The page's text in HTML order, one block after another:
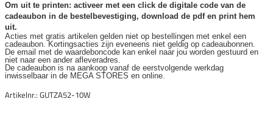
Om uit te printen: activeer met een click de digitale code van de
cadeaubon in de bestelbevestiging, download de pdf en print hem
uit.
Acties met gratis artikelen gelden niet op bestellingen met enkel een
cadeaubon. Kortingsacties zijn eveneens niet geldig op cadeaubonnen.
De email met de waardeboncode kan enkel naar jou worden gestuurd en
niet naar een ander afleveradres.
De cadeaubon is na aankoop vanaf de eerstvolgende werkdag
inwisselbaar in de MEGA STORES en online.
Artikelnr.: GUTZA52-10W